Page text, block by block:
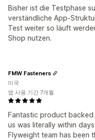
Bisher ist die Testphase
verständliche App-
Test weiter so läuft
Shop nutzen.
Fantastic product
us was literally within
Flyweight team has been
FMW Fasteners
미국
앱 사용 기간 7개월